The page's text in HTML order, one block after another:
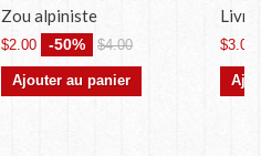
Zou alpiniste
$2.00 -50% $4.00
Ajouter au panier
$3.00